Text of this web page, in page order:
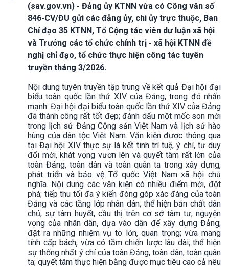
(sav.gov.vn) - Đảng ủy KTNN vừa có Công văn số
846-CV/ĐU gửi các đảng ủy, chi ủy trực thuộc, Ban
Chỉ đạo 35 KTNN, Tổ Cộng tác viên dư luận xã hội
và Trưởng các tổ chức chính trị - xã hội KTNN đề
nghị chỉ đạo, tổ chức thực hiện công tác tuyên
truyền tháng 3/2026.
Nội dung tuyên truyền tập trung về kết quả Đại hội đại
biểu toàn quốc lần thứ XIV của Đảng, trong đó nhấn
mạnh: Đại hội đại biểu toàn quốc lần thứ XIV của Đảng
đã thành công rất tốt đẹp; đánh dấu một mốc son mới
trong lịch sử Đảng Cộng sản Việt Nam và lịch sử hào
hùng của dân tộc Việt Nam. Văn kiện được thông qua
tại Đại hội XIV thực sự là kết tinh trí tuệ, ý chí, tư duy
đổi mới, khát vọng vươn lên và quyết tâm rất lớn của
toàn Đảng, toàn dân và toàn quân ta trong xây dựng,
phát triển và bảo vệ Tổ quốc Việt Nam xã hội chủ
nghĩa. Nội dung các văn kiện có nhiều điểm mới, đột
phá; tiếp thu tối đa ý kiến đóng góp xác đáng của toàn
Đảng và các tầng lớp nhân dân; thể hiện bản chất dân
chủ, sự tâm huyết, cầu thị trên cơ sở tâm tư, nguyện
vọng của nhân dân, dựa vào dân để xây dựng Đảng;
đặt ra những nhiệm vụ to lớn, quan trọng; vừa mang
tính cấp bách, vừa có tầm chiến lược lâu dài; thể hiện
sự thống nhất ý chí của toàn Đảng, toàn dân, toàn quân
ta; quyết tâm thực hiện bằng được mục tiêu cao cả nêu